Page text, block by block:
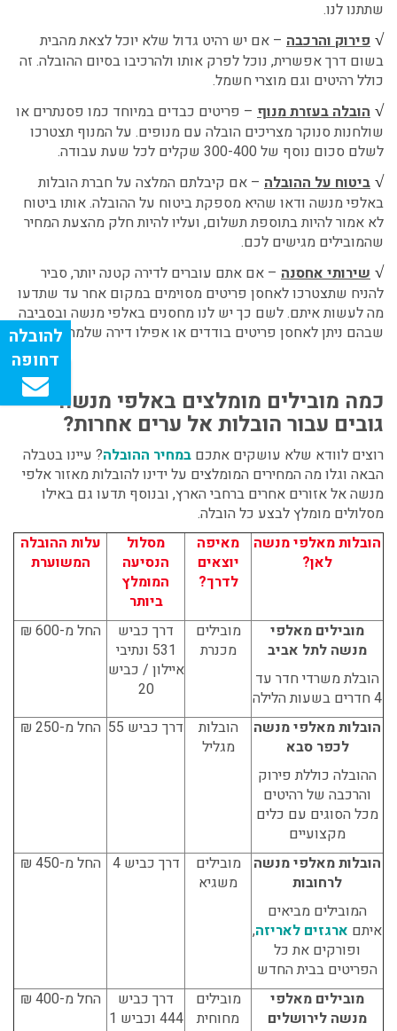
שתתנו לנו.
√ פירוק והרכבה – אם יש רהיט גדול שלא יוכל לצאת מהבית
בשום דרך אפשרית, נוכל לפרק אותו ולהרכיבו בסיום ההובלה. זה
כולל רהיטים וגם מוצרי חשמל.
√ הובלה בעזרת מנוף – פריטים כבדים במיוחד כמו פסנתרים או
שולחנות סנוקר מצריכים הובלה עם מנופים. על המנוף תצטרכו
לשלם סכום נוסף של 300-400 שקלים לכל שעת עבודה.
√ ביטוח על ההובלה – אם קיבלתם המלצה על חברת הובלות
באלפי מנשה ודאו שהיא מספקת ביטוח על ההובלה. אותו ביטוח
לא אמור להיות בתוספת תשלום, ועליו להיות חלק מהצעת המחיר
שהמובילים מגישים לכם.
√ שירותי אחסנה – אם אתם עוברים לדירה קטנה יותר, סביר
להניח שתצטרכו לאחסן פריטים מסוימים במקום אחר עד שתדעו
מה לעשות איתם. לשם כך יש לנו מחסנים באלפי מנשה ובסביבה
שבהם ניתן לאחסן פריטים בודדים או אפילו דירה שלמה.
כמה מובילים מומלצים באלפי מנשה
גובים עבור הובלות אל ערים אחרות?
רוצים לוודא שלא עושקים אתכם במחיר ההובלה? עיינו בטבלה
הבאה וגלו מה המחירים המומלצים על ידינו להובלות מאזור אלפי
מנשה אל אזורים אחרים ברחבי הארץ, ובנוסף תדעו גם באילו
מסלולים מומלץ לבצע כל הובלה.
הובלות מאלפי מנשה
לאן?
מאיפה
יוצאים
לדרך?
מסלול
הנסיעה
המומלץ
ביותר
עלות ההובלה
המשוערת
מובילים מאלפי
מנשה לתל אביב
הובלת משרדי חדר עד
4 חדרים בשעות הלילה
מובילים
מכנרת
דרך כביש
531 ונתיבי
איילון / כביש
20
החל מ-600 ₪
הובלות מאלפי מנשה
לכפר סבא
ההובלה כוללת פירוק
והרכבה של רהיטים
מכל הסוגים עם כלים
מקצועיים
הובלות
מגליל
דרך כביש 55 החל מ-250 ₪
הובלות מאלפי מנשה
לרחובות
המובילים מביאים
איתם ארגזים לאריזה,
ופורקים את כל
הפריטים בבית החדש
מובילים
משגיא
דרך כביש 4 החל מ-450 ₪
מובילים מאלפי
מנשה לירושלים
מובילים
מחוחית
דרך כביש
444 וכביש 1
החל מ-400 ₪